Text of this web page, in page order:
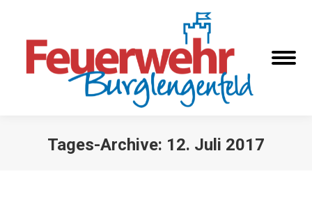
Tages-Archive: 12. Juli 2017